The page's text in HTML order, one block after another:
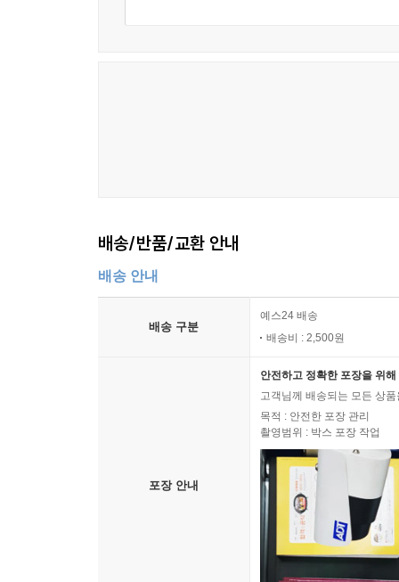
배송/반품/교환 안내
배송 안내
배송 구분
예스24 배송
배송비 : 2,500원
포장 안내
안전하고 정확한 포장을 위
고객님께 배송되는 모든 상
목적 : 안전한 포장 관리
촬영범위 : 박스 포장 작업